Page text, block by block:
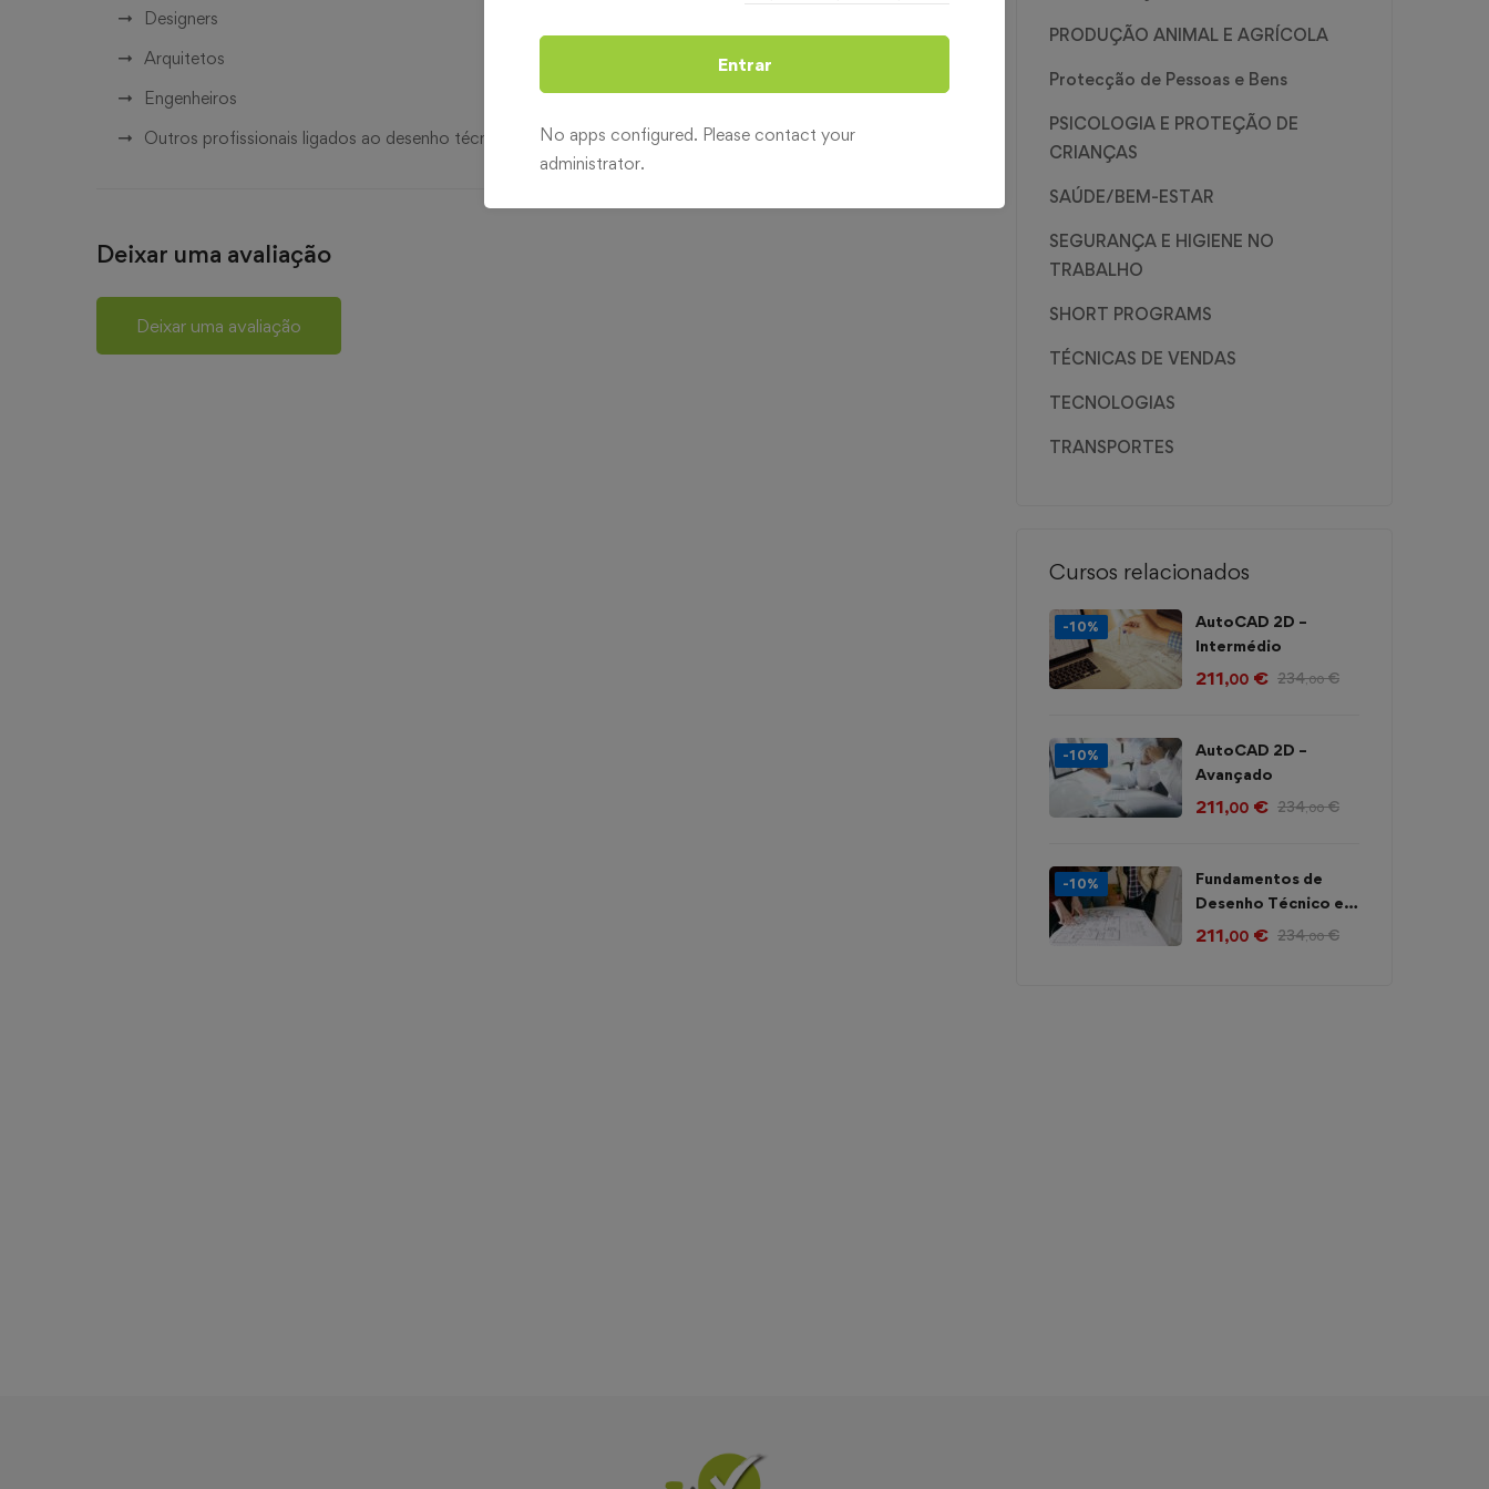
Designers
Arquitetos
Engenheiros
Outros profissionais ligados ao desenho técnico CAD 2D
Deixar uma avaliação
Deixar uma avaliação
PRODUÇÃO ANIMAL E AGRÍCOLA
Protecção de Pessoas e Bens
PSICOLOGIA E PROTEÇÃO DE
CRIANÇAS
SAÚDE/BEM-ESTAR
SEGURANÇA E HIGIENE NO
TRABALHO
SHORT PROGRAMS
TÉCNICAS DE VENDAS
TECNOLOGIAS
TRANSPORTES
Cursos relacionados
-10%
AutoCAD 2D –
Intermédio
211,00 € 234,00 €
-10%
AutoCAD 2D –
Avançado
211,00 € 234,00 €
-10%
Fundamentos de
Desenho Técnico e
Projeto em
211,00 € 234,00 €
Entrar
No apps configured. Please contact your
administrator.